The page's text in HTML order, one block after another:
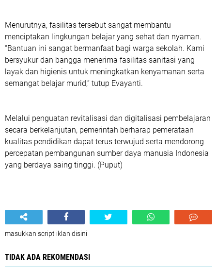
Menurutnya, fasilitas tersebut sangat membantu
menciptakan lingkungan belajar yang sehat dan nyaman.
“Bantuan ini sangat bermanfaat bagi warga sekolah. Kami
bersyukur dan bangga menerima fasilitas sanitasi yang
layak dan higienis untuk meningkatkan kenyamanan serta
semangat belajar murid,” tutup Evayanti.
Melalui penguatan revitalisasi dan digitalisasi pembelajaran
secara berkelanjutan, pemerintah berharap pemerataan
kualitas pendidikan dapat terus terwujud serta mendorong
percepatan pembangunan sumber daya manusia Indonesia
yang berdaya saing tinggi. (Puput)
masukkan script iklan disini
TIDAK ADA REKOMENDASI